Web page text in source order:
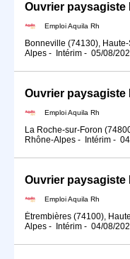
Ouvrier paysagiste
Emploi Aquila Rh
Bonneville (74130),
Alpes - Intérim - 05/08/
Ouvrier paysagiste
Emploi Aquila Rh
La Roche-sur-Foron
Rhône-Alpes - Intérim -
Ouvrier paysagiste
Emploi Aquila Rh
Étrembières (74100),
Alpes - Intérim - 04/08/